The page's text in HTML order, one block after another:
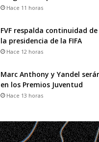
Hace 11 horas
FVF respalda continuidad
la presidencia de la FIFA
Hace 12 horas
Marc Anthony y Yandel
en los Premios Juventud
Hace 13 horas